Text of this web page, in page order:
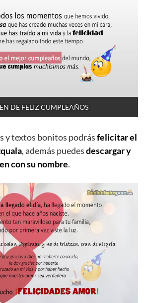
DE FELIZ CUMPLEAÑOS
y textos bonitos podrásfelicitar el
, además puedesdescargar y
con su nombre.